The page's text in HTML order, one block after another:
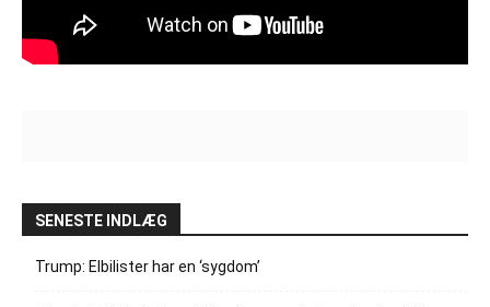
SENESTE INDLÆG
Trump: Elbilister har en ‘sygdom’